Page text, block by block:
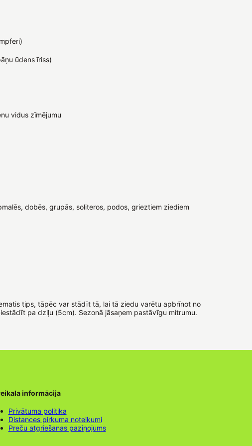
ūdens īriss)
vidus zīmējumu
dobēs, grupās, soliteros, podos, grieztiem ziediem
tips, tāpēc var stādīt tā, lai tā ziedu varētu apbrīnot no
pa dziļu (5cm). Sezonā jāsaņem pastāvīgu mitrumu.
informācija
Privātuma politika
Distances pirkuma noteikumi
Preču atgriešanas paziņojums